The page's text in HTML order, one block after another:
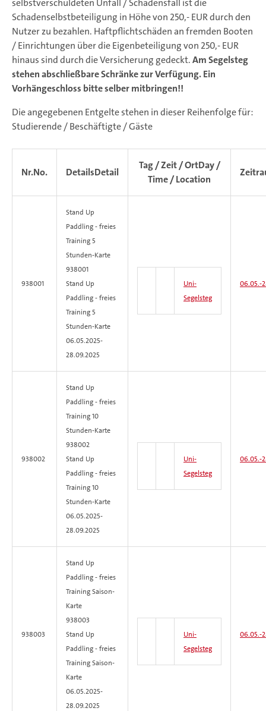
selbstverschuldeten Unfall / Schadensfall ist die
Schadenselbstbeteiligung in Höhe von 250,- EUR durch den
Nutzer zu bezahlen. Haftpflichtschäden an fremden Booten
/ Einrichtungen über die Eigenbeteiligung von 250,- EUR
hinaus sind durch die Versicherung gedeckt.Am Segelsteg
stehen abschließbare Schränke zur Verfügung. Ein
Vorhängeschloss bitte selber mitbringen!!
Die angegebenen Entgelte stehen in dieser Reihenfolge für:
Studierende / Beschäftigte / Gäste
Nr.No. DetailsDetail
Tag / Zeit / OrtDay /
Time / Location
938001
Stand Up
Paddling - freies
Training5
Stunden-Karte
938001
Stand Up
Paddling - freies
Training 5
Stunden-Karte
06.05.2025-
28.09.2025
Uni-
Segelsteg
06.05.-
938002
Stand Up
Paddling - freies
Training10
Stunden-Karte
938002
Stand Up
Paddling - freies
Training 10
Stunden-Karte
06.05.2025-
28.09.2025
Uni-
Segelsteg
06.05.-
938003
Stand Up
Paddling - freies
TrainingSaison-
Karte
938003
Stand Up
Paddling - freies
Training Saison-
Karte
06.05.2025-
28.09.2025
Uni-
Segelsteg
06.05.-